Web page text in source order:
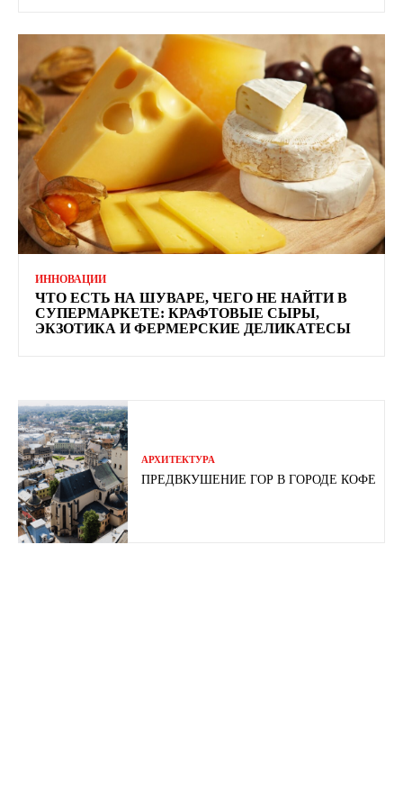
ИННОВАЦИИ
ЧТО ЕСТЬ НА ШУВАРЕ, ЧЕГО НЕ НАЙТИ В
СУПЕРМАРКЕТЕ: КРАФТОВЫЕ СЫРЫ,
ЭКЗОТИКА И ФЕРМЕРСКИЕ ДЕЛИКАТЕСЫ
АРХИТЕКТУРА
ПРЕДВКУШЕНИЕ ГОР В ГОРОДЕ КОФЕ